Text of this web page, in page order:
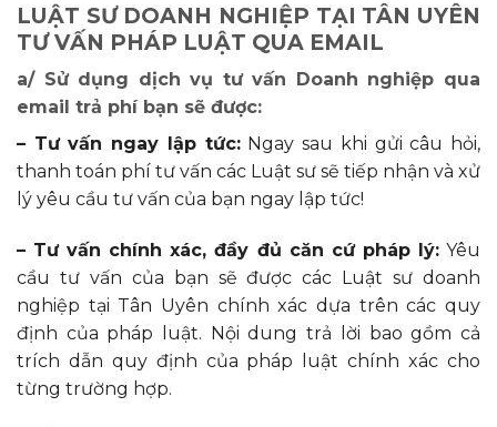
LUẬT SƯ DOANH NGHIỆP TẠI TÂN UYÊN
TƯ VẤN PHÁP LUẬT QUA EMAIL
a/ Sử dụng dịch vụ tư vấn Doanh nghiệp qua
email trả phí bạn sẽ được:
– Tư vấn ngay lập tức:Ngay sau khi gửi câu hỏi,
thanh toán phí tư vấn các Luật sư sẽ tiếp nhận và xử
lý yêu cầu tư vấn của bạn ngay lập tức!
– Tư vấn chính xác, đầy đủ căn cứ pháp lý:Yêu
cầu tư vấn của bạn sẽ được các Luật sư doanh
nghiệp tại Tân Uyên chính xác dựa trên các quy
định của pháp luật. Nội dung trả lời bao gồm cả
trích dẫn quy định của pháp luật chính xác cho
từng trường hợp.